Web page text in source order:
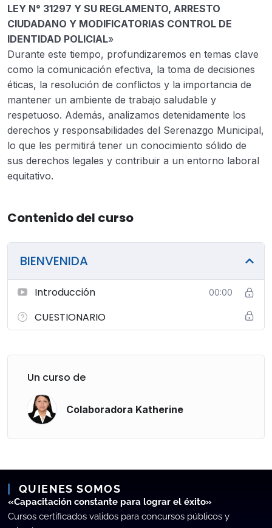
LEY N° 31297 Y SU REGLAMENTO, ARRESTO
CIUDADANO Y MODIFICATORIAS CONTROL DE
IDENTIDAD POLICIAL»
Durante este tiempo, profundizaremos en temas clave
como la comunicación efectiva, la toma de decisiones
éticas, la resolución de conflictos y la importancia de
mantener un ambiente de trabajo saludable y
respetuoso. Además, analizamos detenidamente los
derechos y responsabilidades del Serenazgo Municipal,
lo que les permitirá tener un conocimiento sólido de
sus derechos legales y contribuir a un entorno laboral
equitativo.
Contenido del curso
BIENVENIDA
Introducción 00:00
CUESTIONARIO
Un curso de
Colaboradora Katherine
QUIENES SOMOS
«Capacitación constante para lograr el éxito»
Cursos certificados validos para concursos públicos y